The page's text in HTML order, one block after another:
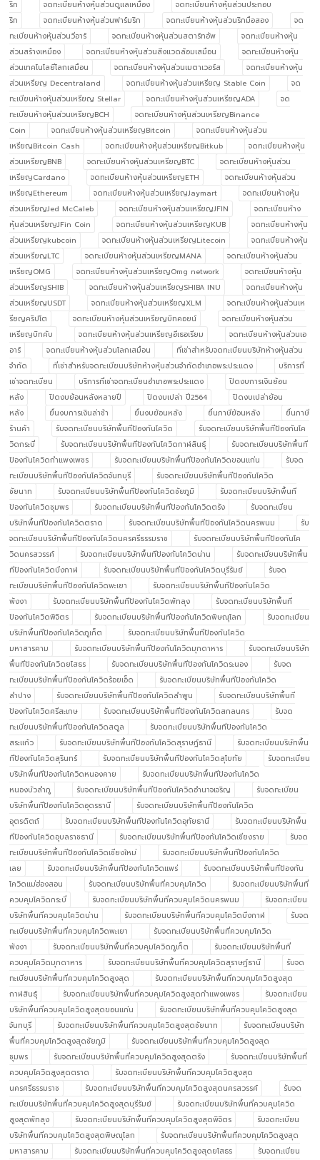
ริก จดทะเบียนห้างหุ้นส่วนดูแลเหมือง
จดทะเบียนห้างหุ้นส่วนประกอบ
ริก
จดทะเบียนห้างหุ้นส่วนฟาร์มริก จดทะเบียนห้างหุ้นส่วนริกมือสอง
จด
ทะเบียนห้างหุ้นส่วนวีอาร์
จดทะเบียนห้างหุ้นส่วนสตาร์ทอัพ
จดทะเบียนห้างหุ้น
ส่วนสร้างเหมือง
จดทะเบียนห้างหุ้นส่วนสิ่งแวดล้อมเสมือน
จดทะเบียนห้างหุ้น
ส่วนเทคโนโลยีโลกเสมือน
จดทะเบียนห้างหุ้นส่วนเมตาเวอร์ส
จดทะเบียนห้างหุ้น
ส่วนเหรียญ Decentraland
จดทะเบียนห้างหุ้นส่วนเหรียญ Stable Coin
จด
ทะเบียนห้างหุ้นส่วนเหรียญ Stellar
จดทะเบียนห้างหุ้นส่วนเหรียญADA
จด
ทะเบียนห้างหุ้นส่วนเหรียญBCH
จดทะเบียนห้างหุ้นส่วนเหรียญBinance
Coin
จดทะเบียนห้างหุ้นส่วนเหรียญBitcoin
จดทะเบียนห้างหุ้นส่วน
เหรียญBitcoin Cash
จดทะเบียนห้างหุ้นส่วนเหรียญBitkub
จดทะเบียนห้างหุ้น
ส่วนเหรียญBNB
จดทะเบียนห้างหุ้นส่วนเหรียญBTC
จดทะเบียนห้างหุ้นส่วน
เหรียญCardano
จดทะเบียนห้างหุ้นส่วนเหรียญETH
จดทะเบียนห้างหุ้นส่วน
เหรียญEthereum
จดทะเบียนห้างหุ้นส่วนเหรียญJaymart
จดทะเบียนห้างหุ้น
ส่วนเหรียญJed McCaleb
จดทะเบียนห้างหุ้นส่วนเหรียญJFIN
จดทะเบียนห้าง
หุ้นส่วนเหรียญJFin Coin
จดทะเบียนห้างหุ้นส่วนเหรียญKUB
จดทะเบียนห้างหุ้น
ส่วนเหรียญkubcoin
จดทะเบียนห้างหุ้นส่วนเหรียญLitecoin
จดทะเบียนห้างหุ้น
ส่วนเหรียญLTC
จดทะเบียนห้างหุ้นส่วนเหรียญMANA
จดทะเบียนห้างหุ้นส่วน
เหรียญOMG
จดทะเบียนห้างหุ้นส่วนเหรียญOmg network
จดทะเบียนห้างหุ้น
ส่วนเหรียญSHIB
จดทะเบียนห้างหุ้นส่วนเหรียญSHIBA INU
จดทะเบียนห้างหุ้น
ส่วนเหรียญUSDT
จดทะเบียนห้างหุ้นส่วนเหรียญXLM
จดทะเบียนห้างหุ้นส่วนเห
รียญคริปโต
จดทะเบียนห้างหุ้นส่วนเหรียญบิทคอยน์
จดทะเบียนห้างหุ้นส่วน
เหรียญบิทคับ
จดทะเบียนห้างหุ้นส่วนเหรียญอีเธอเรียม
จดทะเบียนห้างหุ้นส่วนเอ
อาร์
จดทะเบียนห้างหุ้นส่วนโลกเสมือน
ที่เช่าสำหรับจดทะเบียนบริษัทห้างหุ้นส่วน
จำกัด
ที่เช่าสำหรับจดทะเบียนบริษัทห้างหุ้นส่วนจำกัดอำเภอพระประแดง
บริการที่
เช่าจดทะเบียน
บริการที่เช่าจดทะเบียนอำเภอพระประแดง
ปิดงบการเงินย้อน
หลัง
ปิดงบย้อนหลังหลายปี ปิดงบเปล่า ปี2564
ปิดงบเปล่าย้อน
หลัง
ยื่นงบการเงินล่าช้า ยื่นงบย้อนหลัง ยื่นภาษีย้อนหลัง
ยื่นภาษี
ร้านค้า
รับจดทะเบียนบริษัทพื้นทีป้องกันโควิด
รับจดทะเบียนบริษัทพื้นทีป้องกันโค
วิดกระบี่
รับจดทะเบียนบริษัทพื้นทีป้องกันโควิดกาฬสินธุ์
รับจดทะเบียนบริษัทพื้นที
ป้องกันโควิดกำแพงเพชร
รับจดทะเบียนบริษัทพื้นทีป้องกันโควิดขอนแก่น
รับจด
ทะเบียนบริษัทพื้นทีป้องกันโควิดจันทบุรี
รับจดทะเบียนบริษัทพื้นทีป้องกันโควิด
ชัยนาท
รับจดทะเบียนบริษัทพื้นทีป้องกันโควิดชัยภูมิ
รับจดทะเบียนบริษัทพื้นที
ป้องกันโควิดชุมพร
รับจดทะเบียนบริษัทพื้นทีป้องกันโควิดตรัง
รับจดทะเบียน
บริษัทพื้นทีป้องกันโควิดตราด
รับจดทะเบียนบริษัทพื้นทีป้องกันโควิดนครพนม
รับ
จดทะเบียนบริษัทพื้นทีป้องกันโควิดนครศรีธรรมราช
รับจดทะเบียนบริษัทพื้นทีป้องกันโค
วิดนครสวรรค์
รับจดทะเบียนบริษัทพื้นทีป้องกันโควิดน่าน
รับจดทะเบียนบริษัทพื้น
ทีป้องกันโควิดบึงกาฬ
รับจดทะเบียนบริษัทพื้นทีป้องกันโควิดบุรีรัมย์
รับจด
ทะเบียนบริษัทพื้นทีป้องกันโควิดพะเยา
รับจดทะเบียนบริษัทพื้นทีป้องกันโควิด
พังงา
รับจดทะเบียนบริษัทพื้นทีป้องกันโควิดพัทลุง
รับจดทะเบียนบริษัทพื้นที
ป้องกันโควิดพิจิตร
รับจดทะเบียนบริษัทพื้นทีป้องกันโควิดพิษณุโลก
รับจดทะเบียน
บริษัทพื้นทีป้องกันโควิดภูเก็ต
รับจดทะเบียนบริษัทพื้นทีป้องกันโควิด
มหาสารคาม
รับจดทะเบียนบริษัทพื้นทีป้องกันโควิดมุกดาหาร
รับจดทะเบียนบริษัท
พื้นทีป้องกันโควิดยโสธร
รับจดทะเบียนบริษัทพื้นทีป้องกันโควิดระนอง
รับจด
ทะเบียนบริษัทพื้นทีป้องกันโควิดร้อยเอ็ด
รับจดทะเบียนบริษัทพื้นทีป้องกันโควิด
ลำปาง
รับจดทะเบียนบริษัทพื้นทีป้องกันโควิดลำพูน
รับจดทะเบียนบริษัทพื้นที
ป้องกันโควิดศรีสะเกษ
รับจดทะเบียนบริษัทพื้นทีป้องกันโควิดสกลนคร
รับจด
ทะเบียนบริษัทพื้นทีป้องกันโควิดสตูล
รับจดทะเบียนบริษัทพื้นทีป้องกันโควิด
สระแก้ว
รับจดทะเบียนบริษัทพื้นทีป้องกันโควิดสุราษฎ์ธานี
รับจดทะเบียนบริษัทพื้น
ทีป้องกันโควิดสุรินทร์
รับจดทะเบียนบริษัทพื้นทีป้องกันโควิดสุโขทัย
รับจดทะเบียน
บริษัทพื้นทีป้องกันโควิดหนองคาย
รับจดทะเบียนบริษัทพื้นทีป้องกันโควิด
หนองบัวลำภู
รับจดทะเบียนบริษัทพื้นทีป้องกันโควิดอำนาจเจริญ
รับจดทะเบียน
บริษัทพื้นทีป้องกันโควิดอุดรธานี
รับจดทะเบียนบริษัทพื้นทีป้องกันโควิด
อุตรดิตถ์
รับจดทะเบียนบริษัทพื้นทีป้องกันโควิดอุทัยธานี
รับจดทะเบียนบริษัทพื้น
ทีป้องกันโควิดอุบลราชธานี
รับจดทะเบียนบริษัทพื้นทีป้องกันโควิดเชียงราย
รับจด
ทะเบียนบริษัทพื้นทีป้องกันโควิดเชียงใหม่
รับจดทะเบียนบริษัทพื้นทีป้องกันโควิด
เลย
รับจดทะเบียนบริษัทพื้นทีป้องกันโควิดแพร่
รับจดทะเบียนบริษัทพื้นทีป้องกัน
โควิดแม่ฮ่องสอน
รับจดทะเบียนบริษัทพื้นที่ควบคุมโควิด
รับจดทะเบียนบริษัทพื้นที่
ควบคุมโควิดกระบี่
รับจดทะเบียนบริษัทพื้นที่ควบคุมโควิดนครพนม
รับจดทะเบียน
บริษัทพื้นที่ควบคุมโควิดน่าน
รับจดทะเบียนบริษัทพื้นที่ควบคุมโควิดบึงกาฬ
รับจด
ทะเบียนบริษัทพื้นที่ควบคุมโควิดพะเยา
รับจดทะเบียนบริษัทพื้นที่ควบคุมโควิด
พังงา
รับจดทะเบียนบริษัทพื้นที่ควบคุมโควิดภูเก็ต
รับจดทะเบียนบริษัทพื้นที่
ควบคุมโควิดมุกดาหาร
รับจดทะเบียนบริษัทพื้นที่ควบคุมโควิดสุราษฎ์ธานี
รับจด
ทะเบียนบริษัทพื้นที่ควบคุมโควิดสูงสุด
รับจดทะเบียนบริษัทพื้นที่ควบคุมโควิดสูงสุด
กาฬสินธุ์
รับจดทะเบียนบริษัทพื้นที่ควบคุมโควิดสูงสุดกำแพงเพชร
รับจดทะเบียน
บริษัทพื้นที่ควบคุมโควิดสูงสุดขอนแก่น
รับจดทะเบียนบริษัทพื้นที่ควบคุมโควิดสูงสุด
จันทบุรี
รับจดทะเบียนบริษัทพื้นที่ควบคุมโควิดสูงสุดชัยนาท
รับจดทะเบียนบริษัท
พื้นที่ควบคุมโควิดสูงสุดชัยภูมิ
รับจดทะเบียนบริษัทพื้นที่ควบคุมโควิดสูงสุด
ชุมพร
รับจดทะเบียนบริษัทพื้นที่ควบคุมโควิดสูงสุดตรัง
รับจดทะเบียนบริษัทพื้นที่
ควบคุมโควิดสูงสุดตราด
รับจดทะเบียนบริษัทพื้นที่ควบคุมโควิดสูงสุด
นครศรีธรรมราช
รับจดทะเบียนบริษัทพื้นที่ควบคุมโควิดสูงสุดนครสวรรค์
รับจด
ทะเบียนบริษัทพื้นที่ควบคุมโควิดสูงสุดบุรีรัมย์
รับจดทะเบียนบริษัทพื้นที่ควบคุมโควิด
สูงสุดพัทลุง
รับจดทะเบียนบริษัทพื้นที่ควบคุมโควิดสูงสุดพิจิตร
รับจดทะเบียน
บริษัทพื้นที่ควบคุมโควิดสูงสุดพิษณุโลก
รับจดทะเบียนบริษัทพื้นที่ควบคุมโควิดสูงสุด
มหาสารคาม
รับจดทะเบียนบริษัทพื้นที่ควบคุมโควิดสูงสุดยโสธร
รับจดทะเบียน